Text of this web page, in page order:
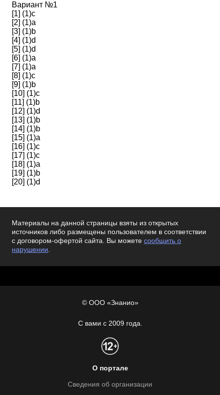
Вариант №1
[1] (1)c
[2] (1)a
[3] (1)b
[4] (1)d
[5] (1)d
[6] (1)a
[7] (1)a
[8] (1)c
[9] (1)b
[10] (1)c
[11] (1)b
[12] (1)d
[13] (1)b
[14] (1)b
[15] (1)a
[16] (1)c
[17] (1)c
[18] (1)a
[19] (1)b
[20] (1)d
Материалы на данной страницы взяты из открытых
источников либо размещены пользователем в соответствии
с договором-офертой сайта. Вы можете сообщить о
нарушении.
© ООО «Знанио»
С вами с 2009 года.
О портале
Сведения об организации